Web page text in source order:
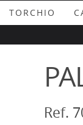
TORCHIO
Ref.